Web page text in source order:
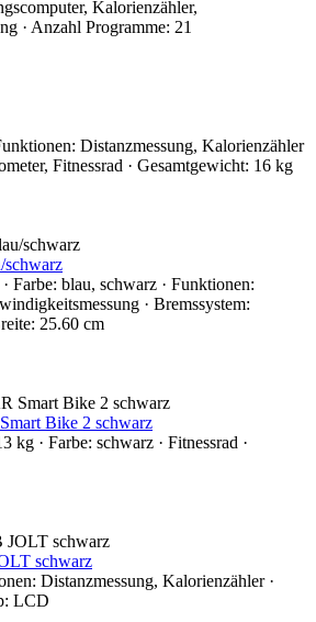
Kalorienzähler,
· Anzahl Programme: 21
Distanzmessung, Kalorienzähler
Fitnessrad · Gesamtgewicht: 16 kg
schwarz
Farbe: blau, schwarz · Funktionen:
· Bremssystem:
25.60 cm
Bike 2 schwarz
kg · Farbe: schwarz · Fitnessrad ·
schwarz
Distanzmessung, Kalorienzähler ·
LCD